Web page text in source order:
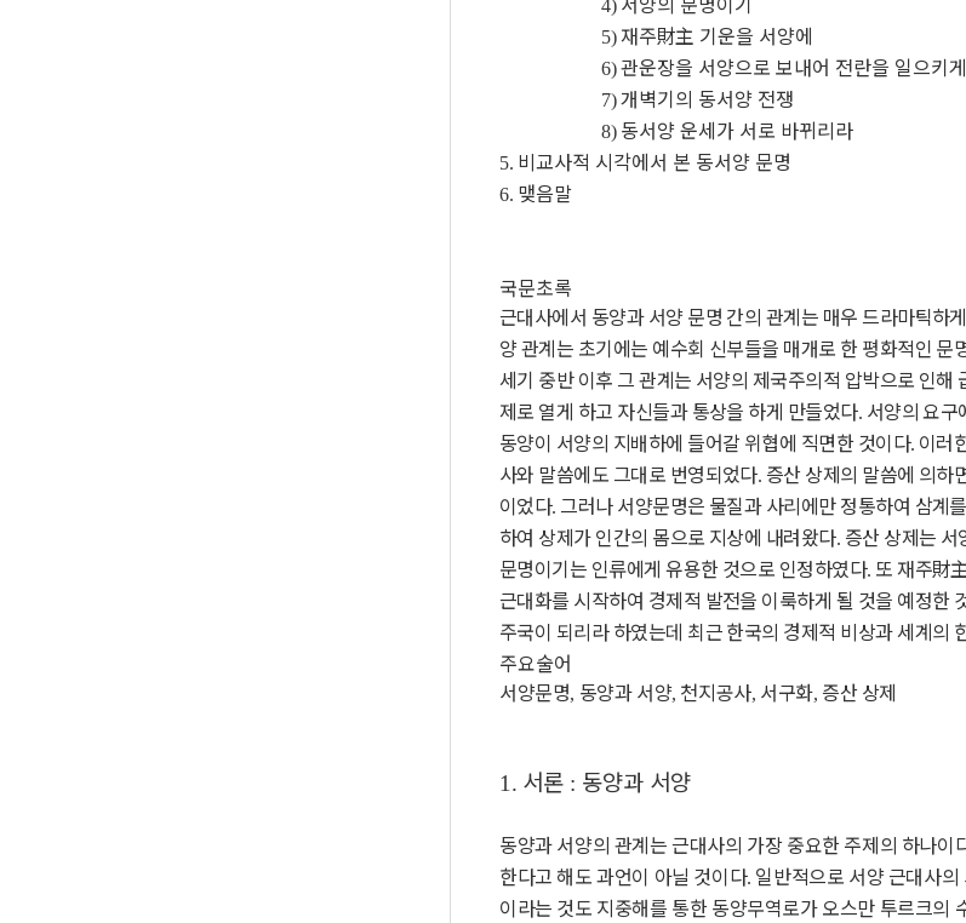
4)
5)재주財主 기운을 서양에
6)관운장을 서양으로 보내어 전란을 일으키
7)개벽기의 동서양 전쟁
8) 동서양 운세가 서로 바뀌리라
5. 비교사적 시각에서 본 동서양 문명
6. 맺음말
국문초록
근대사에서 동양과 서양 문명 간의 관계는 매우 드라마틱하
양 관계는 초기에는 예수회 신부들을 매개로 한 평화적인
세기 중반 이후 그 관계는 서양의 제국주의적 압박으로 인해
제로 열게 하고 자신들과 통상을 하게 만들었다. 서양의 요
동양이 서양의 지배하에 들어갈 위협에 직면한 것이다. 이러
사와 말씀에도 그대로 번영되었다. 증산 상제의 말씀에 의하
이었다. 그러나 서양문명은 물질과 사리에만 정통하여 삼계
하여 상제가 인간의 몸으로 지상에 내려왔다. 증산 상제는
문명이기는 인류에게 유용한 것으로 인정하였다. 또 재주財
근대화를 시작하여 경제적 발전을 이룩하게 될 것을 예정한
주국이 되리라 하였는데 최근 한국의 경제적 비상과 세계의
주요술어
서양문명, 동양과 서양, 천지공사, 서구화, 증산 상제
1. 서론 : 동양과 서양
동양과 서양의 관계는 근대사의 가장 중요한 주제의 하나이
한다고 해도 과언이 아닐 것이다. 일반적으로 서양 근대사
이라는 것도 지중해를 통한 동양무역로가 오스만 투르크의